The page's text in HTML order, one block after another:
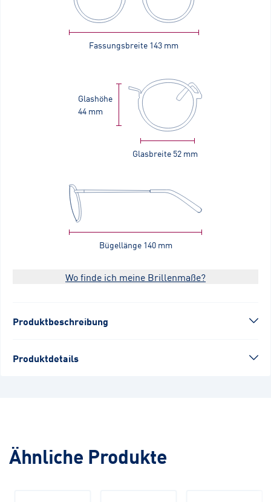
Fassungsbreite 143 mm
Glasbreite 52 mm
Glashöhe
44 mm
Bügellänge 140 mm
Wo finde ich meine Brillenmaße?
Produktbeschreibung
Produktdetails
Ähnliche Produkte